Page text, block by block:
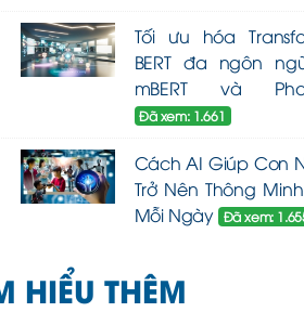
Tối ưu hóa
BERT đa ngôn
mBERT và
Đã xem: 1.661
Cách AI Giúp Con
Trở Nên Thông
Mỗi Ngày Đã xem:
HIỂU THÊM